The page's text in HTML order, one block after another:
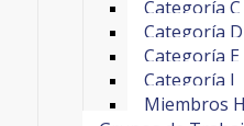
Categoría C
Categoría D
Categoría E
Categoría J
Miembros